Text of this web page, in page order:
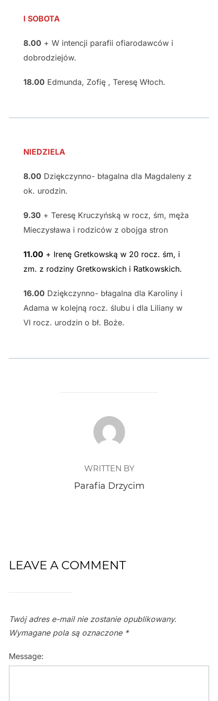
I SOBOTA
8.00 + W intencji parafii ofiarodawców i
dobrodziejów.
18.00 Edmunda, Zofię , Teresę Włoch.
NIEDZIELA
8.00 Dziękczynno- błagalna dla Magdaleny z
ok. urodzin.
9.30 + Teresę Kruczyńską w rocz, śm, męża
Mieczysława i rodziców z obojga stron
11.00 + Irenę Gretkowską w 20 rocz. śm, i
zm. z rodziny Gretkowskich i Ratkowskich.
16.00 Dziękczynno- błagalna dla Karoliny i
Adama w kolejną rocz. ślubu i dla Liliany w
VI rocz. urodzin o bł. Boże.
POST AUTHOR
WRITTEN BY
Parafia Drzycim
LEAVE A COMMENT
Twój adres e-mail nie zostanie opublikowany.
Wymagane pola są oznaczone *
Message: